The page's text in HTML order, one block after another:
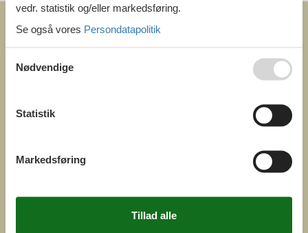
(+45) 7877 0427
info@cofman.com
vedr. statistik og/eller markedsføring.
Se også vores Persondatapolitik
Nødvendige
Statistik
Markedsføring